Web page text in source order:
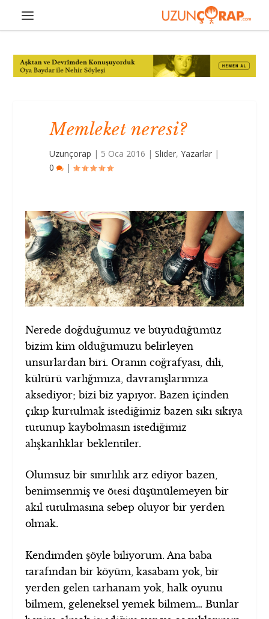
Memleket neresi?
Uzunçorap | 5 Oca 2016 |Slider,Yazarlar |
0
|
Nerede doğduğumuz ve büyüdüğümüz
bizim kim olduğumuzu belirleyen
unsurlardan biri. Oranın coğrafyası, dili,
kültürü varlığımıza, davranışlarımıza
aksediyor; bizi biz yapıyor. Bazen içinden
çıkıp kurtulmak istediğimiz bazen sıkı sıkıya
tutunup kaybolmasın istediğimiz
alışkanlıklar beklentiler.
Olumsuz bir sınırlılık arz ediyor bazen,
benimsenmiş ve ötesi düşünülemeyen bir
akıl tutulmasına sebep oluyor bir yerden
olmak.
Kendimden şöyle biliyorum. Ana baba
tarafından bir köyüm, kasabam yok, bir
yerden gelen tarhanam yok, halk oyunu
bilmem, geleneksel yemek bilmem… Bunlar